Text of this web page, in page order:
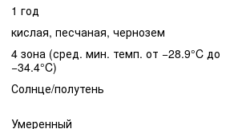
1 год
кислая, песчаная, чернозем
4 зона (сред. мин. темп. от −28.9°C до
−34.4°C)
Солнце/полутень
Умеренный